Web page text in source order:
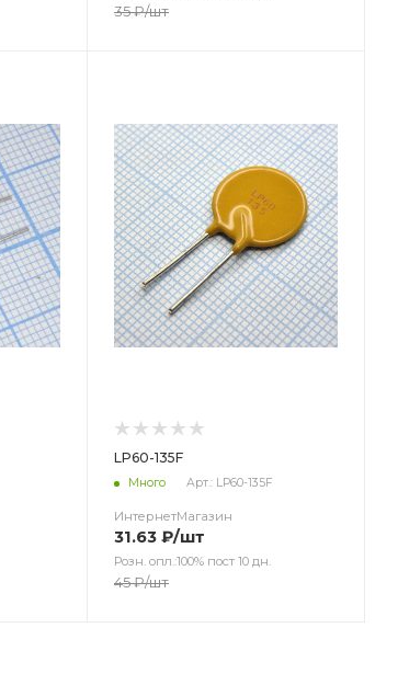
35₽/шт
LP60-135F
Много Арт.: LP60-135F
ИнтернетМагазин
31.63 ₽/шт
Розн. опл.:100% пост 10 дн.
45₽/шт